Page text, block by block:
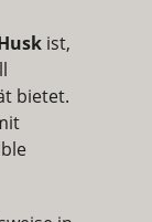
ist,
bietet.